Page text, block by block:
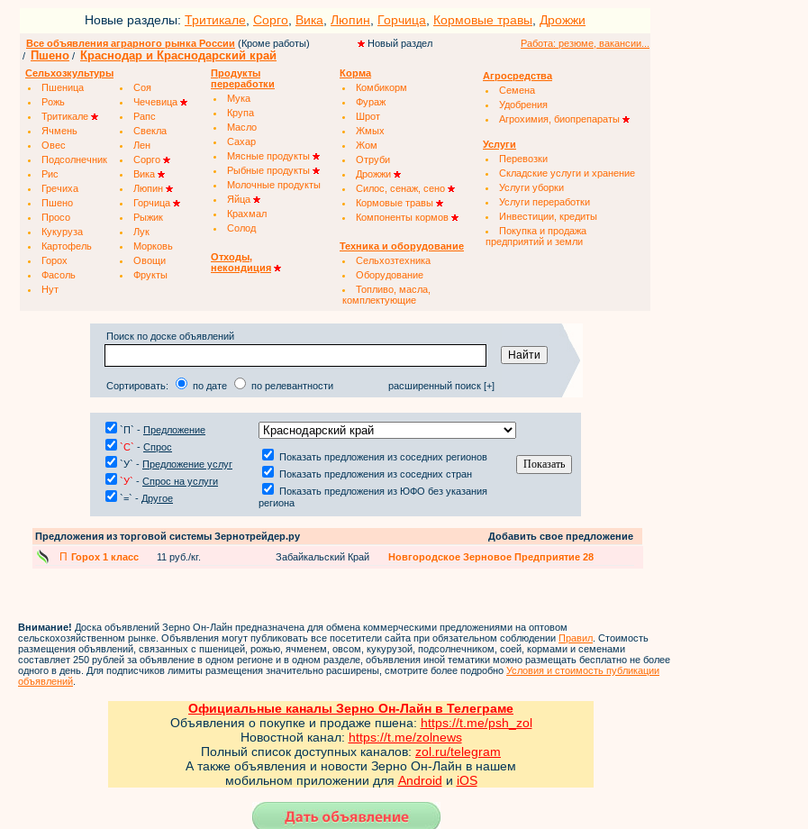
Новые разделы: Тритикале Сорго Вика Люпин Горчица Кормовые травы Дрожжи
Все объявления аграрного рынка России (Кроме работы) Новый раздел
Работа: резюме, вакансии...
/
Пшено / Краснодар и Краснодарский край
Сельхозкультуры
Пшеница
Соя
Рожь
Чечевица
Тритикале
Рапс
Ячмень
Свекла
Овес
Лен
Подсолнечник
Сорго
Рис
Вика
Гречиха
Люпин
Пшено
Горчица
Просо
Рыжик
Кукуруза
Лук
Картофель
Морковь
Горох
Овощи
Фасоль
Фрукты
Нут
Продукты
переработки
Мука
Крупа
Масло
Сахар
Мясные продукты
Рыбные продукты
Молочные продукты
Яйца
Крахмал
Солод
Отходы,
некондиция
Корма
Комбикорм
Фураж
Шрот
Жмых
Жом
Отруби
Дрожжи
Силос, сенаж, сено
Кормовые травы
Компоненты кормов
Техника и оборудование
Сельхозтехника
Оборудование
Топливо, масла,
комплектующие
Агросредства
Семена
Удобрения
Агрохимия, биопрепараты
Услуги
Перевозки
Складские услуги и хранение
Услуги уборки
Услуги переработки
Инвестиции, кредиты
Покупка и продажа
предприятий и земли
Поиск по доске объявлений
Сортировать: по дате по релевантности расширенный поиск [+]
`П` - Предложение
`С` - Спрос
`У` - Предложение услуг
`У` - Спрос на услуги
`=` - Другое
Показать предложения из соседних регионов
Показать предложения из соседних стран
Показать предложения из ЮФО без указания
региона
Предложения из торговой системы Зернотрейдер.ру Добавить свое предложение
П Горох 1 класс 11 руб./кг. Забайкальский Край Новгородское Зерновое Предприятие 28
Внимание! Доска объявлений Зерно Он-Лайн предназначена для обмена коммерческими предложениями на оптовом
сельскохозяйственном рынке. Объявления могут публиковать все посетители сайта при обязательном соблюдении Правил . Стоимость
размещения объявлений, связанных с пшеницей, рожью, ячменем, овсом, кукурузой, подсолнечником, соей, кормами и семенами
составляет 250 рублей за объявление в одном регионе и в одном разделе, объявления иной тематики можно размещать бесплатно не более
одного в день. Для подписчиков лимиты размещения значительно расширены, смотрите более подробно Условия и стоимость публикации
объявлений
Официальные каналы Зерно Он-Лайн в Телеграме
Объявления о покупке и продаже пшена: https://t.me/psh_zol
Новостной канал: https://t.me/zolnews
Полный список доступных каналов: zol.ru/telegram
А также объявления и новости Зерно Он-Лайн в нашем
мобильном приложении для Android и iOS